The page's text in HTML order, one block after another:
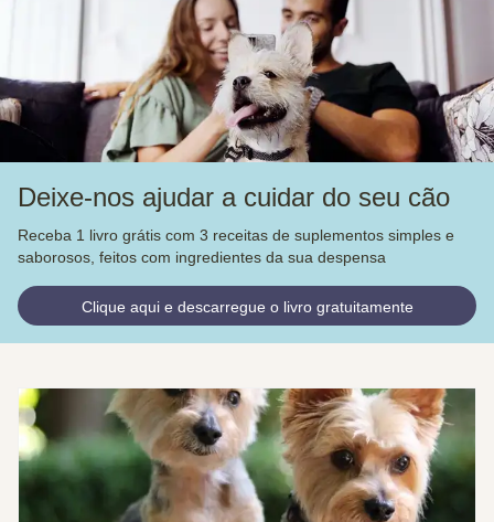
Deixe-nos ajudar a cuidar do seu cão
Receba 1 livro grátis com 3 receitas de suplementos simples e
saborosos, feitos com ingredientes da sua despensa
Clique aqui e descarregue o livro gratuitamente